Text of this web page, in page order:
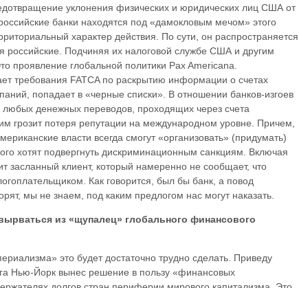
уклонения физических и юридических лиц США от
банки находятся под «дамокловым мечом» этого
характер действия. По сути, он распространяется
российские. Подчиняя их налоговой службе США и другим
проявление глобальной политики Pax Americana.
требования FATCA по раскрытию информации о счетах
попадает в «черные списки». В отношении банков-изгоев
любых денежных переводов, проходящих через счета
грозит потеря репутации на международном уровне. Причем,
власти всегда смогут «организовать» (придумать)
хотят подвергнуть дискриминационным санкциям. Включая
засланный клиент, который намеренно не сообщает, что
Как говорится, был бы банк, а повод
мы не знаем, под каким предлогом нас могут наказать.
из «щупалец» глобального финансового
это будет достаточно трудно сделать. Приведу
Нью-Йорк вынес решение в пользу «финансовых